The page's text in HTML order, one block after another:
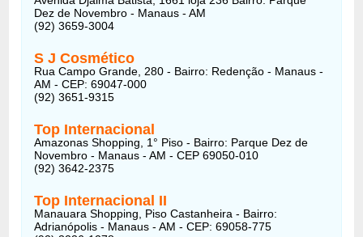
Dez de Novembro - Manaus - AM
(92) 3659-3004
S J Cosmético
Rua Campo Grande, 280 - Bairro: Redenção - Manaus -
AM - CEP: 69047-000
(92) 3651-9315
Top Internacional
Amazonas Shopping, 1° Piso - Bairro: Parque Dez de
Novembro - Manaus - AM - CEP 69050-010
(92) 3642-2375
Top Internacional II
Manauara Shopping, Piso Castanheira - Bairro:
Adrianópolis - Manaus - AM - CEP: 69058-775